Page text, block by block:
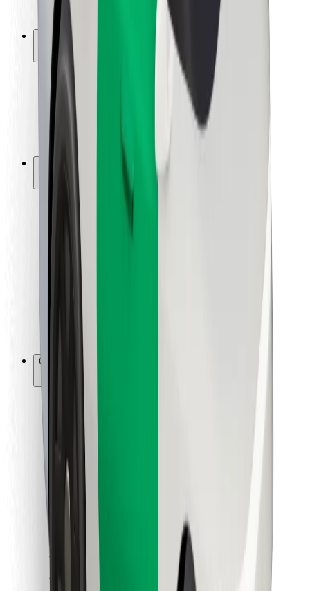
Laboratorio de seguridad
Ciudades
Dónde estamos
Soluciones para las ciudades
Aeropuertos
Estaciones de carga de Bolt
Para usuarios
Para conductores
Para repartidores
Bolt Food
Para propietarios de flota
Para restaurantes
Bolt para empresas
Otros
Proveedores
Cookies
Seguridad
Descargar la app de Bolt
Descargar la app de Bolt Food